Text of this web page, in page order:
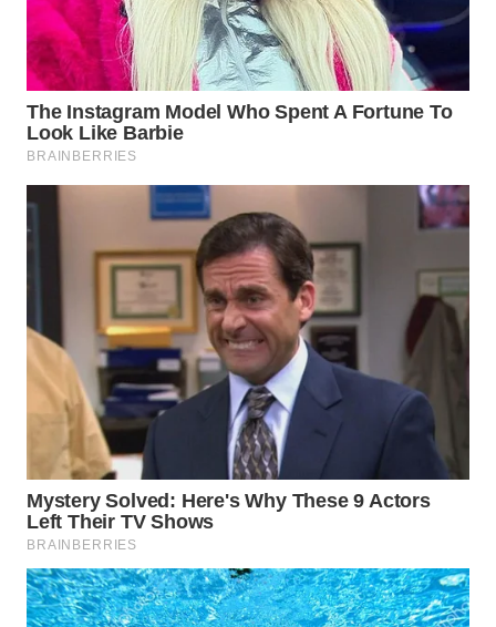
SURABAYA
WN
NATUNA
WN
MANDALIKA
LIKUPANG
WN
LABUANBAJO
WN
BORNEO
Media
Group